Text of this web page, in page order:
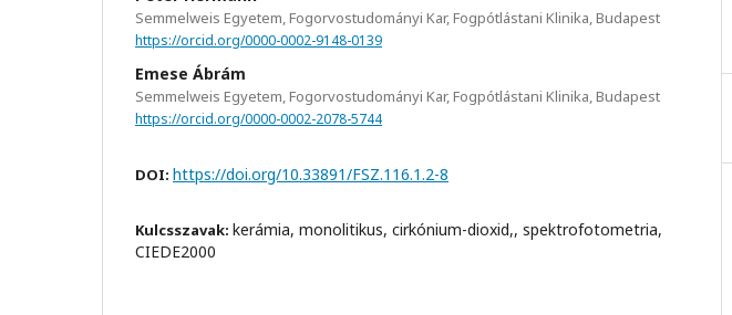
Semmelweis Egyetem, Fogorvostudományi Kar, Fogpótlástani Klinika, Budapest
https://orcid.org/0000-0002-9148-0139
Emese Ábrám
Semmelweis Egyetem, Fogorvostudományi Kar, Fogpótlástani Klinika, Budapest
https://orcid.org/0000-0002-2078-5744
DOI: https://doi.org/10.33891/FSZ.116.1.2-8
Kulcsszavak: kerámia, monolitikus, cirkónium-dioxid,, spektrofotometria,
CIEDE2000